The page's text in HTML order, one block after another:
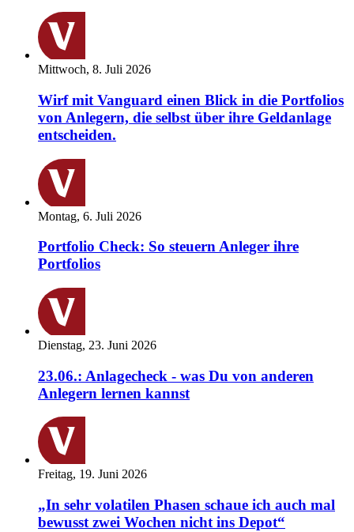
Mittwoch, 8. Juli 2026
Wirf mit Vanguard einen Blick in die Portfolios
von Anlegern, die selbst über ihre Geldanlage
entscheiden.
Montag, 6. Juli 2026
Portfolio Check: So steuern Anleger ihre
Portfolios
Dienstag, 23. Juni 2026
23.06.: Anlagecheck - was Du von anderen
Anlegern lernen kannst
Freitag, 19. Juni 2026
„In sehr volatilen Phasen schaue ich auch mal
bewusst zwei Wochen nicht ins Depot“